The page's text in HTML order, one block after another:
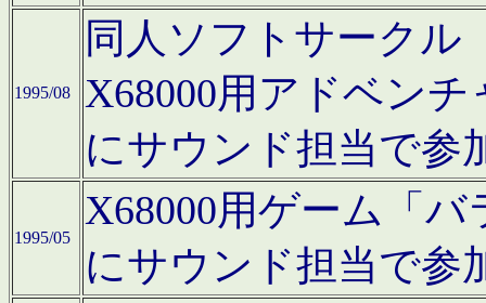
1995/08
同人ソフトサークル
X68000用アドベン
にサウンド担当で参
1995/05
X68000用ゲーム「
にサウンド担当で参